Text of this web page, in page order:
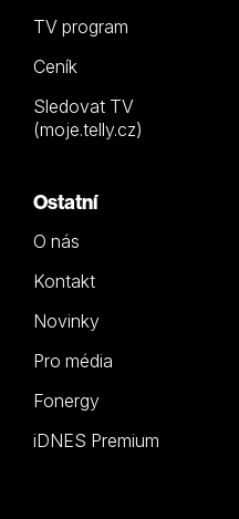
TV program
Ceník
Sledovat TV
(moje.telly.cz)
Ostatní
O nás
Kontakt
Novinky
Pro média
Fonergy
iDNES Premium